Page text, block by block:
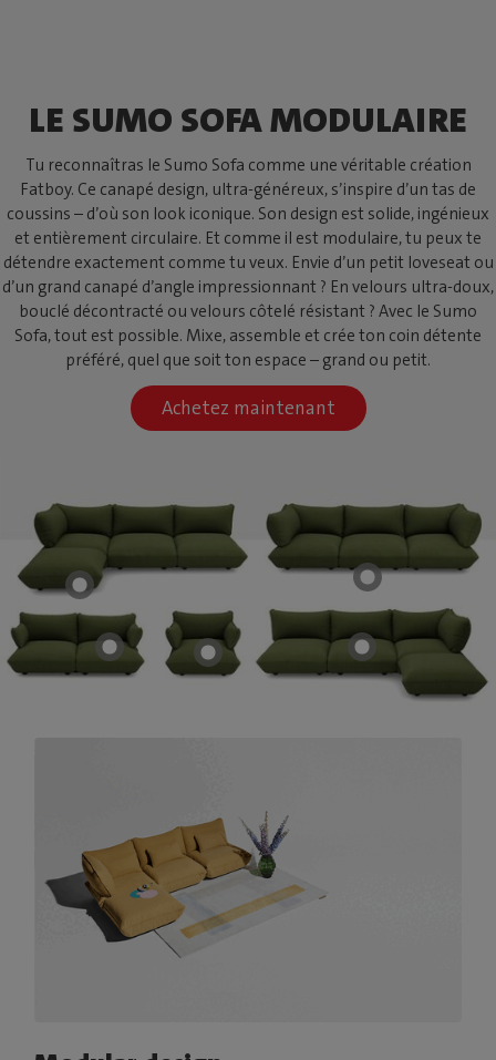
LE SUMO SOFA MODULAIRE
Tu reconnaîtras le Sumo Sofa comme une véritable création
Fatboy. Ce canapé design, ultra-généreux, s’inspire d’un tas de
coussins – d’où son look iconique. Son design est solide, ingénieux
et entièrement circulaire. Et comme il est modulaire, tu peux te
détendre exactement comme tu veux. Envie d’un petit loveseat ou
d’un grand canapé d’angle impressionnant ? En velours ultra-doux,
bouclé décontracté ou velours côtelé résistant ? Avec le Sumo
Sofa, tout est possible. Mixe, assemble et crée ton coin détente
préféré, quel que soit ton espace – grand ou petit.
Achetez maintenant